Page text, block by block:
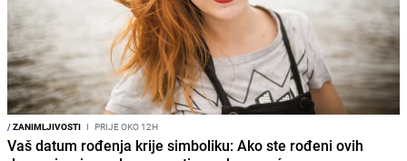
/ZANIMLJIVOSTI I PRIJE OKO 12H
Vaš datum rođenja krije simboliku: Ako ste rođeni ovih